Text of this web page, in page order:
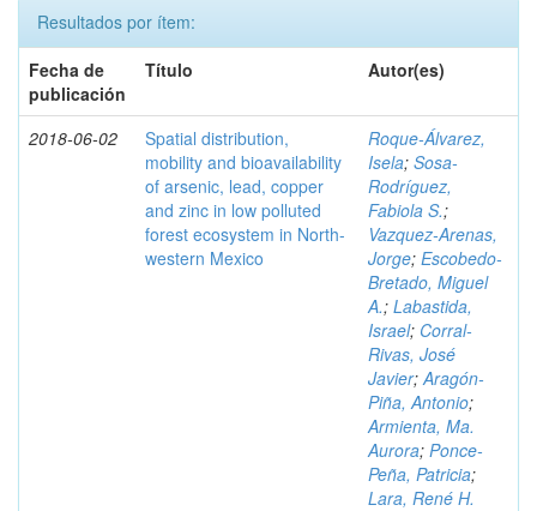
Resultados por ítem:
Fecha de
publicación
Título Autor(es)
2018-06-02
Spatial distribution,
mobility and bioavailability
of arsenic, lead, copper
and zinc in low polluted
forest ecosystem in North-
western Mexico
Roque-Álvarez,
Isela; Sosa-
Rodríguez,
Fabiola S.;
Vazquez-Arenas,
Jorge; Escobedo-
Bretado, Miguel
A.; Labastida,
Israel; Corral-
Rivas, José
Javier;Aragón-
Piña, Antonio;
Armienta, Ma.
Aurora; Ponce-
Peña, Patricia;
Lara, René H.